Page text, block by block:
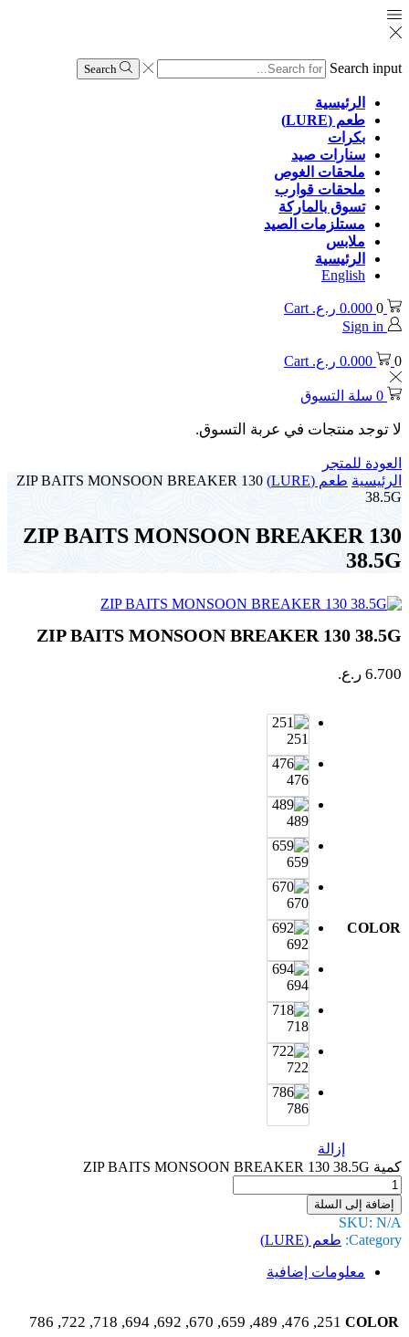
Search input
Search
الرئيسية
طعم (LURE)
بكرات
سنارات صيد
ملحقات الغوص
ملحقات قوارب
تسوق بالماركة
مستلزمات الصيد
ملابس
الرئيسية
English
Cart 0.000 ر.ع.
0
Sign in
Cart 0.000 ر.ع. 0
0 سلة التسوق
لا توجد منتجات في عربة التسوق.
العودة للمتجر
الرئيسية طعم (LURE)
ZIP BAITS MONSOON BREAKER 130
38.5G
ZIP BAITS MONSOON BREAKER 130
38.5G
ZIP BAITS MONSOON BREAKER 130 38.5G
6.700 ر.ع.
COLOR
251
476
489
659
670
692
694
718
722
786
إزالة
كمية ZIP BAITS MONSOON BREAKER 130 38.5G
إضافة إلى السلة
SKU: N/A
Category: طعم (LURE)
معلومات إضافية
COLOR
251, 476, 489, 659, 670, 692, 694, 718, 722, 786